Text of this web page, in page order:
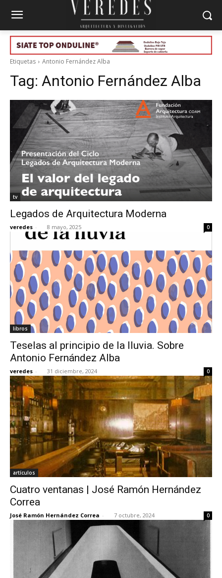
Etiquetas Antonio Fernández Alba
Tag: Antonio Fernández Alba
tv
Legados de Arquitectura Moderna
veredes - 8 mayo, 2025 0
libros
Teselas al principio de la lluvia. Sobre
Antonio Fernández Alba
veredes - 31 diciembre, 2024 0
artículos
Cuatro ventanas | José Ramón Hernández
Correa
José Ramón Hernández Correa - 7 octubre, 2024 0